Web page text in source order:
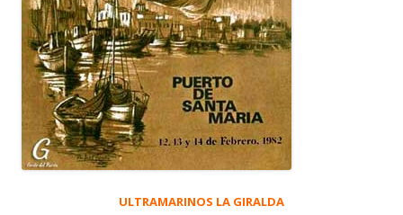
ULTRAMARINOS LA GIRALDA